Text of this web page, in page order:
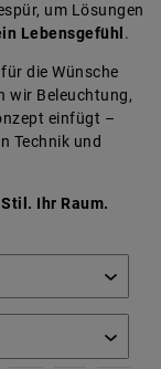
um Lösungen
Lebensgefühl .
die Wünsche
wir Beleuchtung,
einfügt –
Technik und
Ihr Raum.